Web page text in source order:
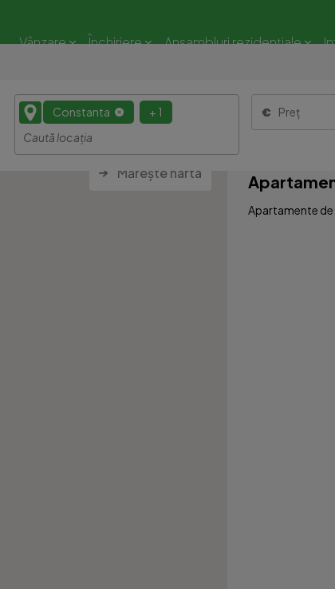
Vânzare Închiriere Ansambluri rezidențiale
Constanta + 1 Preț
Mărește harta
Apartamente